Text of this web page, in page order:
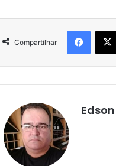
Compartilhar